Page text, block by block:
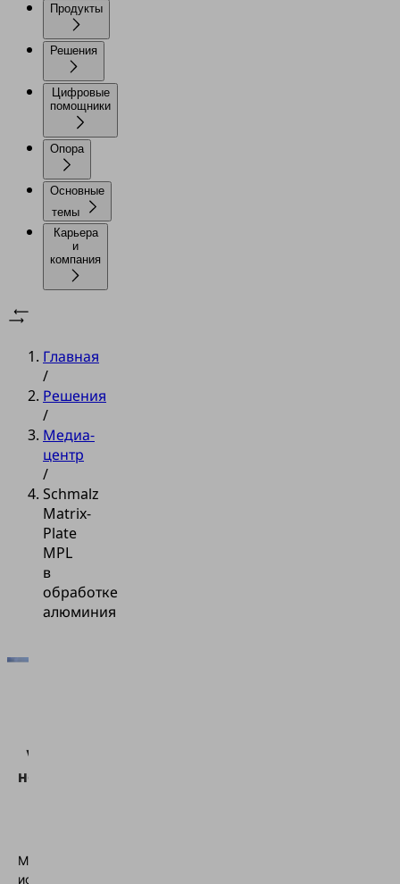
Продукты
Решения
Цифровые
помощники
Опора
Основные
темы
Карьера
и
компания
Главная
/
Решения
/
Медиа-
центр
/
Schmalz
Matrix-
Plate
MPL
в
обработке
алюминия
Vimeo нам
необходимо
Мы
используем